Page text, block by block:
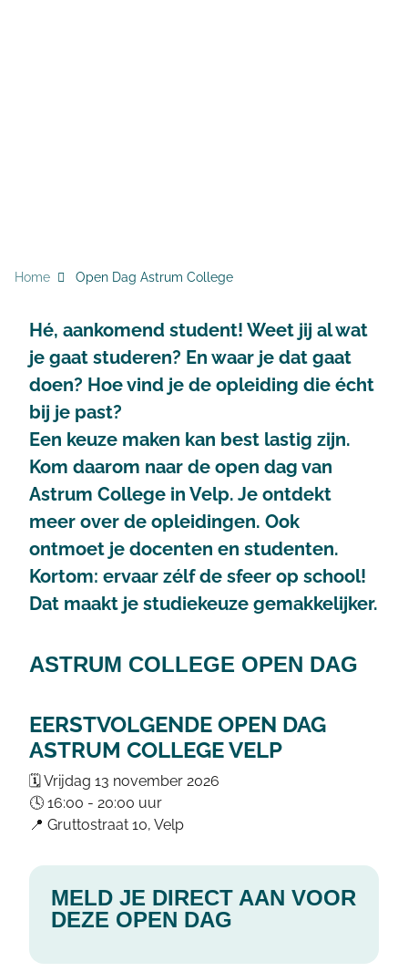
KRUIMELPAD
Home Open Dag Astrum College
Hé, aankomend student! Weet jij al wat
je gaat studeren? En waar je dat gaat
doen? Hoe vind je de opleiding die écht
bij je past?
Een keuze maken kan best lastig zijn.
Kom daarom naar de open dag van
Astrum College in Velp. Je ontdekt
meer over de opleidingen. Ook
ontmoet je docenten en studenten.
Kortom: ervaar zélf de sfeer op school!
Dat maakt je studiekeuze gemakkelijker.
ASTRUM COLLEGE OPEN DAG
EERSTVOLGENDE OPEN DAG
ASTRUM COLLEGE VELP
🗓️ Vrijdag 13 november 2026
🕓 16:00 - 20:00 uur
📍 Gruttostraat 10, Velp
MELD JE DIRECT AAN VOOR
DEZE OPEN DAG